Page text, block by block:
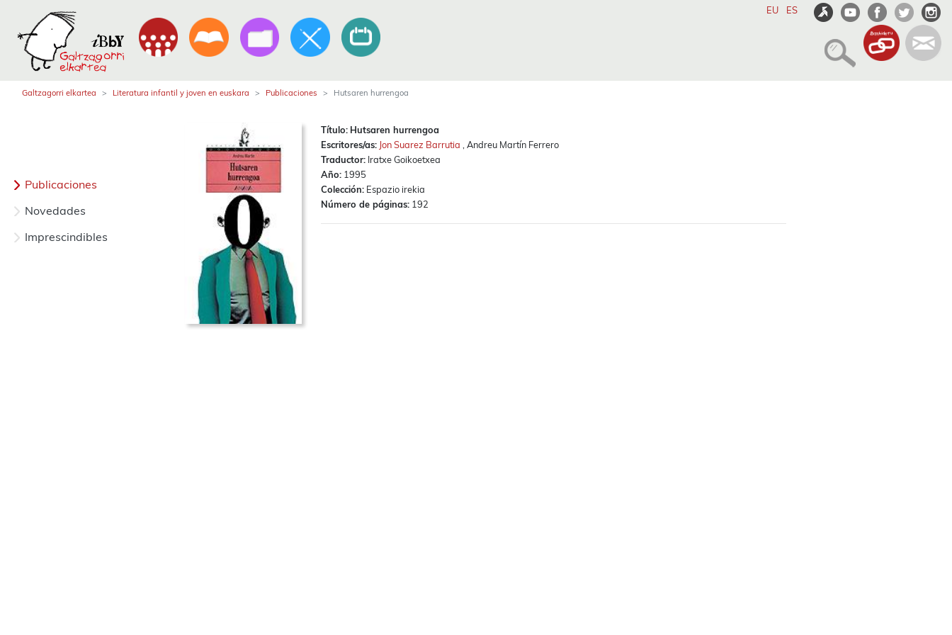
ES
EU
Galtzagorri elkartea Literatura infantil y joven en euskara Publicaciones Hutsaren hurrengoa
Publicaciones
Novedades
Imprescindibles
Título: Hutsaren hurrengoa
Escritores/as: Jon Suarez Barrutia
, Andreu Martín Ferrero
Traductor: Iratxe Goikoetxea
Año: 1995
Colección: Espazio irekia
Número de páginas: 192